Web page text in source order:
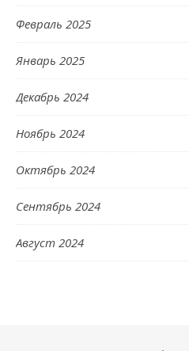
Февраль 2025
Январь 2025
Декабрь 2024
Ноябрь 2024
Октябрь 2024
Сентябрь 2024
Август 2024